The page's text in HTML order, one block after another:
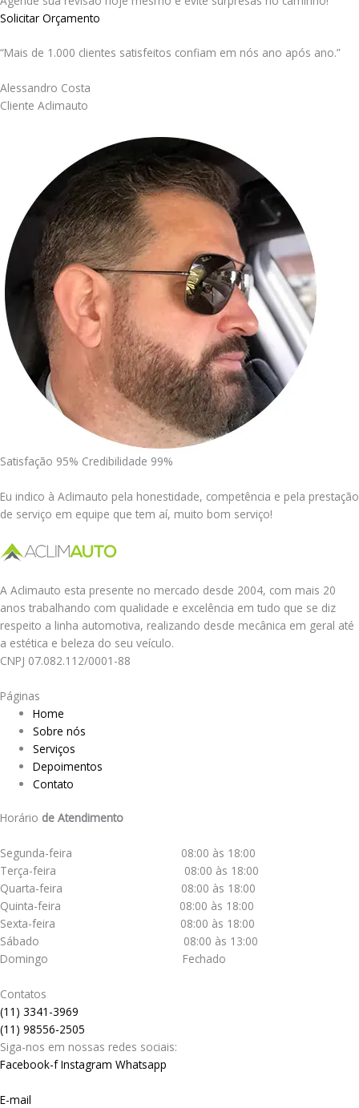
Solicitar Orçamento
“Mais de 1.000 clientes satisfeitos confiam em nós ano após ano.”
Alessandro Costa
Cliente Aclimauto
Satisfação 95% Credibilidade 99%
Eu indico à Aclimauto pela honestidade, competência e pela prestação
de serviço em equipe que tem aí, muito bom serviço!
A Aclimauto esta presente no mercado desde 2004, com mais 20
anos trabalhando com qualidade e excelência em tudo que se diz
respeito a linha automotiva, realizando desde mecânica em geral até
a estética e beleza do seu veículo.
CNPJ 07.082.112/0001-88
Páginas
Home
Sobre nós
Serviços
Depoimentos
Contato
Horário de Atendimento
Segunda-feira 08:00 às 18:00
Terça-feira 08:00 às 18:00
Quarta-feira 08:00 às 18:00
Quinta-feira 08:00 às 18:00
Sexta-feira 08:00 às 18:00
Sábado 08:00 às 13:00
Domingo Fechado
Contatos
(11) 3341-3969
(11) 98556-2505
Siga-nos em nossas redes sociais:
Facebook-fInstagram Whatsapp
E-mail